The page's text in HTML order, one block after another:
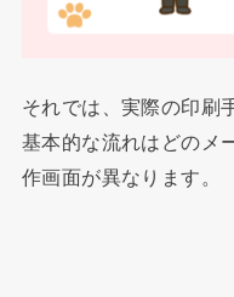
それでは、実際の印刷
基本的な流れはどのメ
作画面が異なります。